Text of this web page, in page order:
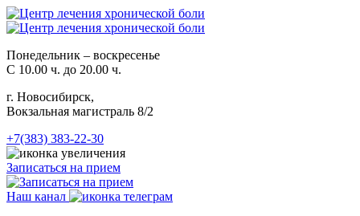
Понедельник – воскресенье
С 10.00 ч. до 20.00 ч.
г. Новосибирск,
Вокзальная магистраль 8/2
+7(383) 383-22-30
Записаться на прием
Наш канал